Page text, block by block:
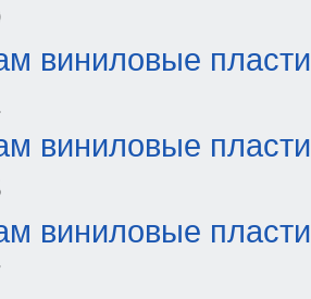
виниловые
виниловые
виниловые